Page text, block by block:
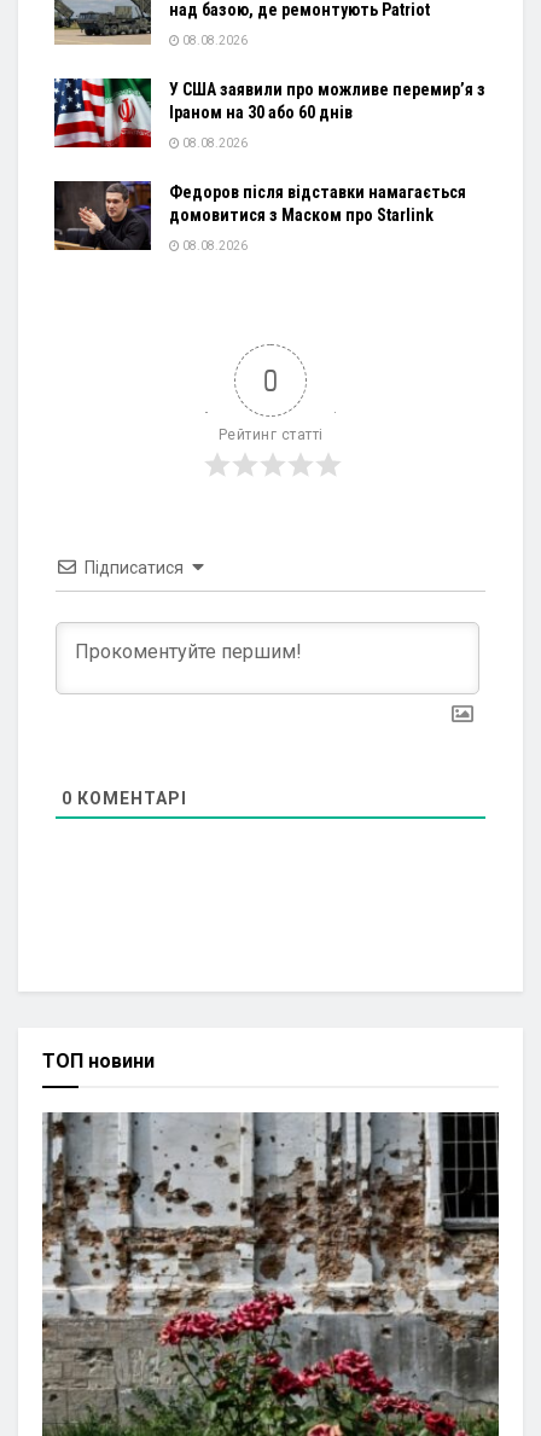
над базою, де ремонтують Patriot
08.08.2026
У США заявили про можливе перемир’я з
Іраном на 30 або 60 днів
08.08.2026
Федоров після відставки намагається
домовитися з Маском про Starlink
08.08.2026
0
Рейтинг статті
Підписатися
0 КОМЕНТАРІ
ТОП новини